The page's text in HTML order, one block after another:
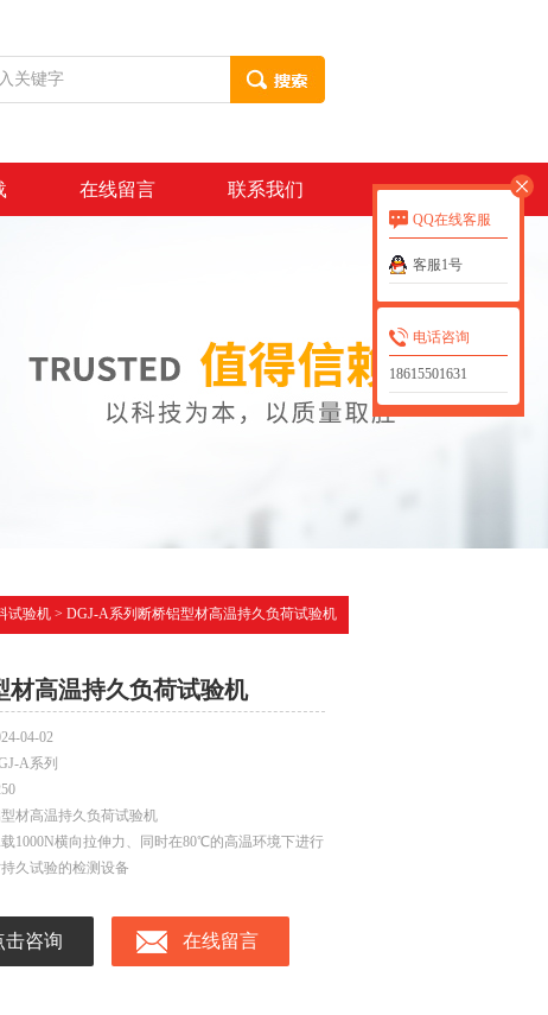
在线留言 联系我们
试验机> DGJ-A系列断桥铝型材高温持久负荷试验机
材高温持久负荷试验机
04-02
A系列
材高温持久负荷试验机
1000N横向拉伸力、同时在80℃的高温环境下进行
久试验的检测设备
击咨询 在线留言
QQ在线客服
客服1号
电话咨询
18615501631